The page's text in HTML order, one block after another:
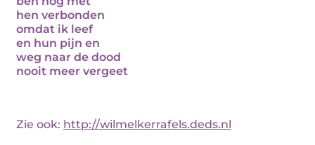
hen verbonden
omdat ik leef
en hun pijn en
weg naar de dood
nooit meer vergeet
Zie ook: http://wilmelkerrafels.deds.nl